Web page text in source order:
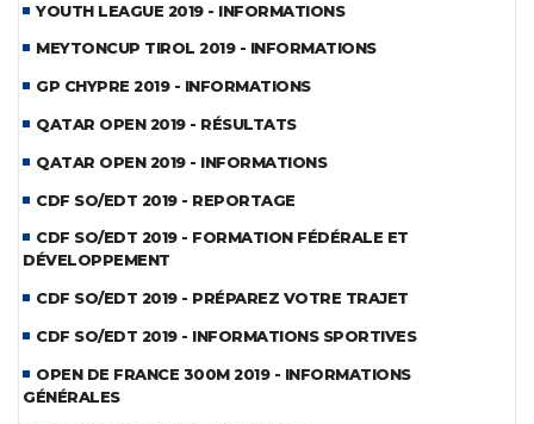
YOUTH LEAGUE 2019 - INFORMATIONS
MEYTONCUP TIROL 2019 - INFORMATIONS
GP CHYPRE 2019 - INFORMATIONS
QATAR OPEN 2019 - RÉSULTATS
QATAR OPEN 2019 - INFORMATIONS
CDF SO/EDT 2019 - REPORTAGE
CDF SO/EDT 2019 - FORMATION FÉDÉRALE ET
DÉVELOPPEMENT
CDF SO/EDT 2019 - PRÉPAREZ VOTRE TRAJET
CDF SO/EDT 2019 - INFORMATIONS SPORTIVES
OPEN DE FRANCE 300M 2019 - INFORMATIONS
GÉNÉRALES